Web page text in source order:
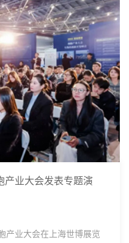
产业大会发表专题演
产业大会在上海世博展览